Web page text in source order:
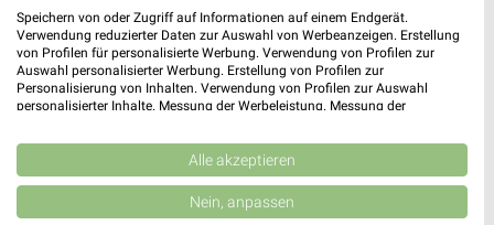
die Takko Fashion Filiale in Niedernhausen
Adresse, Öffnungszeiten und Entfernung alles rund um die
Takko Fashion Filiale in Niedernhausen. Den schnellsten Weg
Speichern von oder Zugriff auf Informationen auf einem Endgerät.
Verwendung reduzierter Daten zur Auswahl von Werbeanzeigen. Erstellung
von Profilen für personalisierte Werbung. Verwendung von Profilen zur
Auswahl personalisierter Werbung. Erstellung von Profilen zur
Personalisierung von Inhalten. Verwendung von Profilen zur Auswahl
personalisierter Inhalte. Messung der Werbeleistung. Messung der
Kombinationen von Daten aus verschiedenen Quellen. Entwicklung und
Verbesserung der Angebote. Verwendung reduzierter Daten zur Auswahl
von Inhalten.
Daten können außerhalb der Europäischen Union weitergegeben und in die
Alle akzeptieren
Nein, anpassen